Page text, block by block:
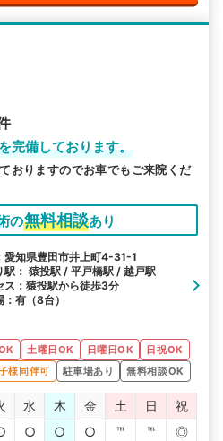
完備しております。
おりますのでお車でもご来院くだ
の無料相談あり
愛知県豊田市井上町4-31-1
駅： 猿投駅 / 平戸橋駅 / 越戸駅
ス：猿投駅から徒歩3分
：有（8台）
土曜日OK 日曜日OK
日祝OK
様同伴可 駐車場あり 無料相談OK
水 木 金 土 日
祝
○ ○ ○ ℡ ℡
◎